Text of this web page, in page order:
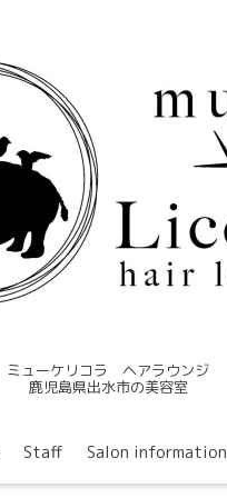
ミューケリコラ ヘアラウンジ
鹿児島県出水市の美容室
Staff Salon information